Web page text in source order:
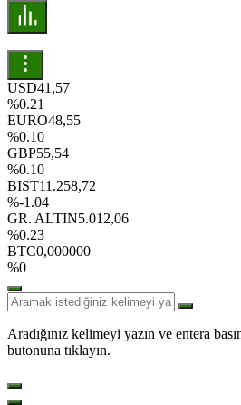
USD41,57
%0.21
EURO48,55
%0.10
GBP55,54
%0.10
BIST11.258,72
%-1.04
GR. ALTIN5.012,06
%0.23
BTC0,000000
%0
Aradığınız kelimeyi yazın ve entera
butonuna tıklayın.